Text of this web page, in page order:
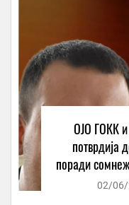
ОЈО ГОКК и
потврдија
поради
02/06/